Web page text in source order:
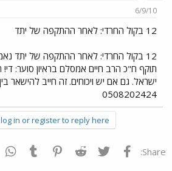
ו
ש
א
ר
6/9/10
12 בקול החרדי: לאחר ההתקפה של יתד
12 בקול החרדי: לאחר ההתקפה של יתד
תוקף ח"כ הרב חיים אמסלם בראיון סוער: די!
ישראל. גם אם יש ויכוחים. זה חייב להישאר
0508202424
in or register to reply here.
Share: פייסבוק Twitter
Reddit
Pinterest
Tumblr